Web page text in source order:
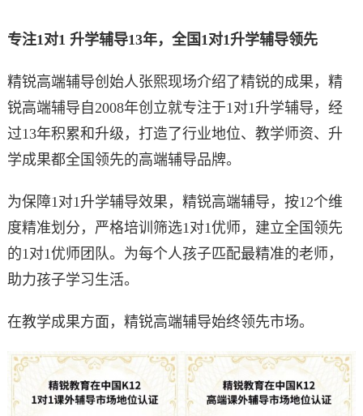
专注1对1 升学辅导13年，全国1对1升学辅导领先
精锐高端辅导创始人张熙现场介绍了精锐的成果，精
锐高端辅导自2008年创立就专注于1对1升学辅导，经
过13年积累和升级，打造了行业地位、教学师资、升
学成果都全国领先的高端辅导品牌。
为保障1对1升学辅导效果，精锐高端辅导，按12个维
度精准划分，严格培训筛选1对1优师，建立全国领先
的1对1优师团队。为每个人孩子匹配最精准的老师，
助力孩子学习生活。
在教学成果方面，精锐高端辅导始终领先市场。